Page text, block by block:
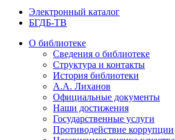
Электронный каталог
БГДБ-ТВ
О библиотеке
Сведения о библиотеке
Структура и контакты
История библиотеки
А.А. Лиханов
Официальные документы
Наши достижения
Государственные услуги
Противодействие коррупции